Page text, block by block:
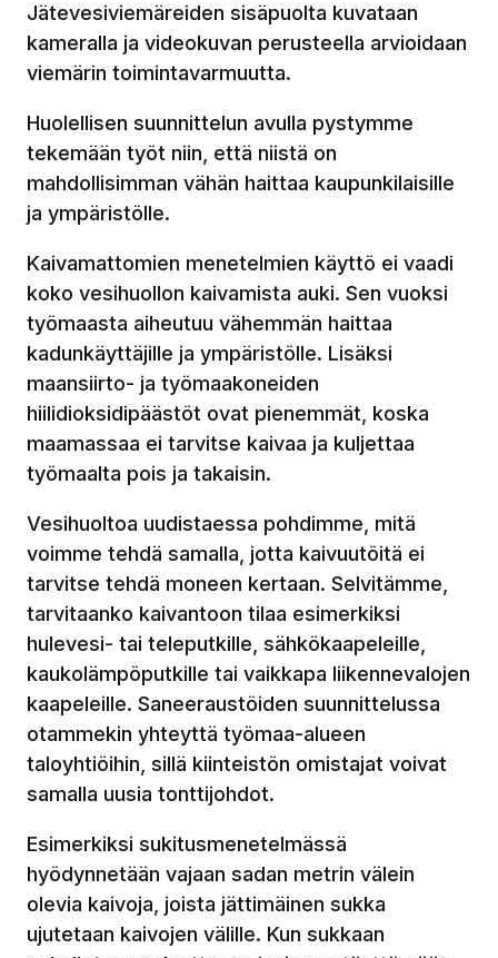
Jätevesiviemäreiden sisäpuolta kuvataan
kameralla ja videokuvan perusteella arvioidaan
viemärin toimintavarmuutta.
Huolellisen suunnittelun avulla pystymme
tekemään työt niin, että niistä on
mahdollisimman vähän haittaa kaupunkilaisille
ja ympäristölle.
Kaivamattomien menetelmien käyttö ei vaadi
koko vesihuollon kaivamista auki. Sen vuoksi
työmaasta aiheutuu vähemmän haittaa
kadunkäyttäjille ja ympäristölle. Lisäksi
maansiirto- ja työmaakoneiden
hiilidioksidipäästöt ovat pienemmät, koska
maamassaa ei tarvitse kaivaa ja kuljettaa
työmaalta pois ja takaisin.
Vesihuoltoa uudistaessa pohdimme, mitä
voimme tehdä samalla, jotta kaivuutöitä ei
tarvitse tehdä moneen kertaan. Selvitämme,
tarvitaanko kaivantoon tilaa esimerkiksi
hulevesi- tai teleputkille, sähkökaapeleille,
kaukolämpöputkille tai vaikkapa liikennevalojen
kaapeleille. Saneeraustöiden suunnittelussa
otammekin yhteyttä työmaa-alueen
taloyhtiöihin, sillä kiinteistön omistajat voivat
samalla uusia tonttijohdot.
Esimerkiksi sukitusmenetelmässä
hyödynnetään vajaan sadan metrin välein
olevia kaivoja, joista jättimäinen sukka
ujutetaan kaivojen välille. Kun sukkaan